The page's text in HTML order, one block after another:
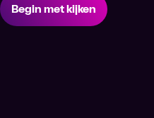
Begin met kijken